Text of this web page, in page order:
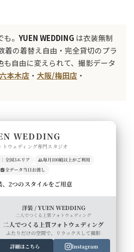
。 YUEN WEDDING は衣装無制
着の着替え自由・完全貸切のプラ
も自由に変えられて、撮影データ
本木店 ・ 大阪/梅田店 ・
WEDDING
トウェディング専門スタジオ
全国3エリア
毎月100組以上がご利用
全データ当日お渡し
、2つのスタイルをご用意
洋装 / YUEN WEDDING
二人でつくる上質フォトウェディング
二人でつくる上質フォトウェディング
ふたりだけの空間で、リラックスして撮影
詳細はこちら
Instagram